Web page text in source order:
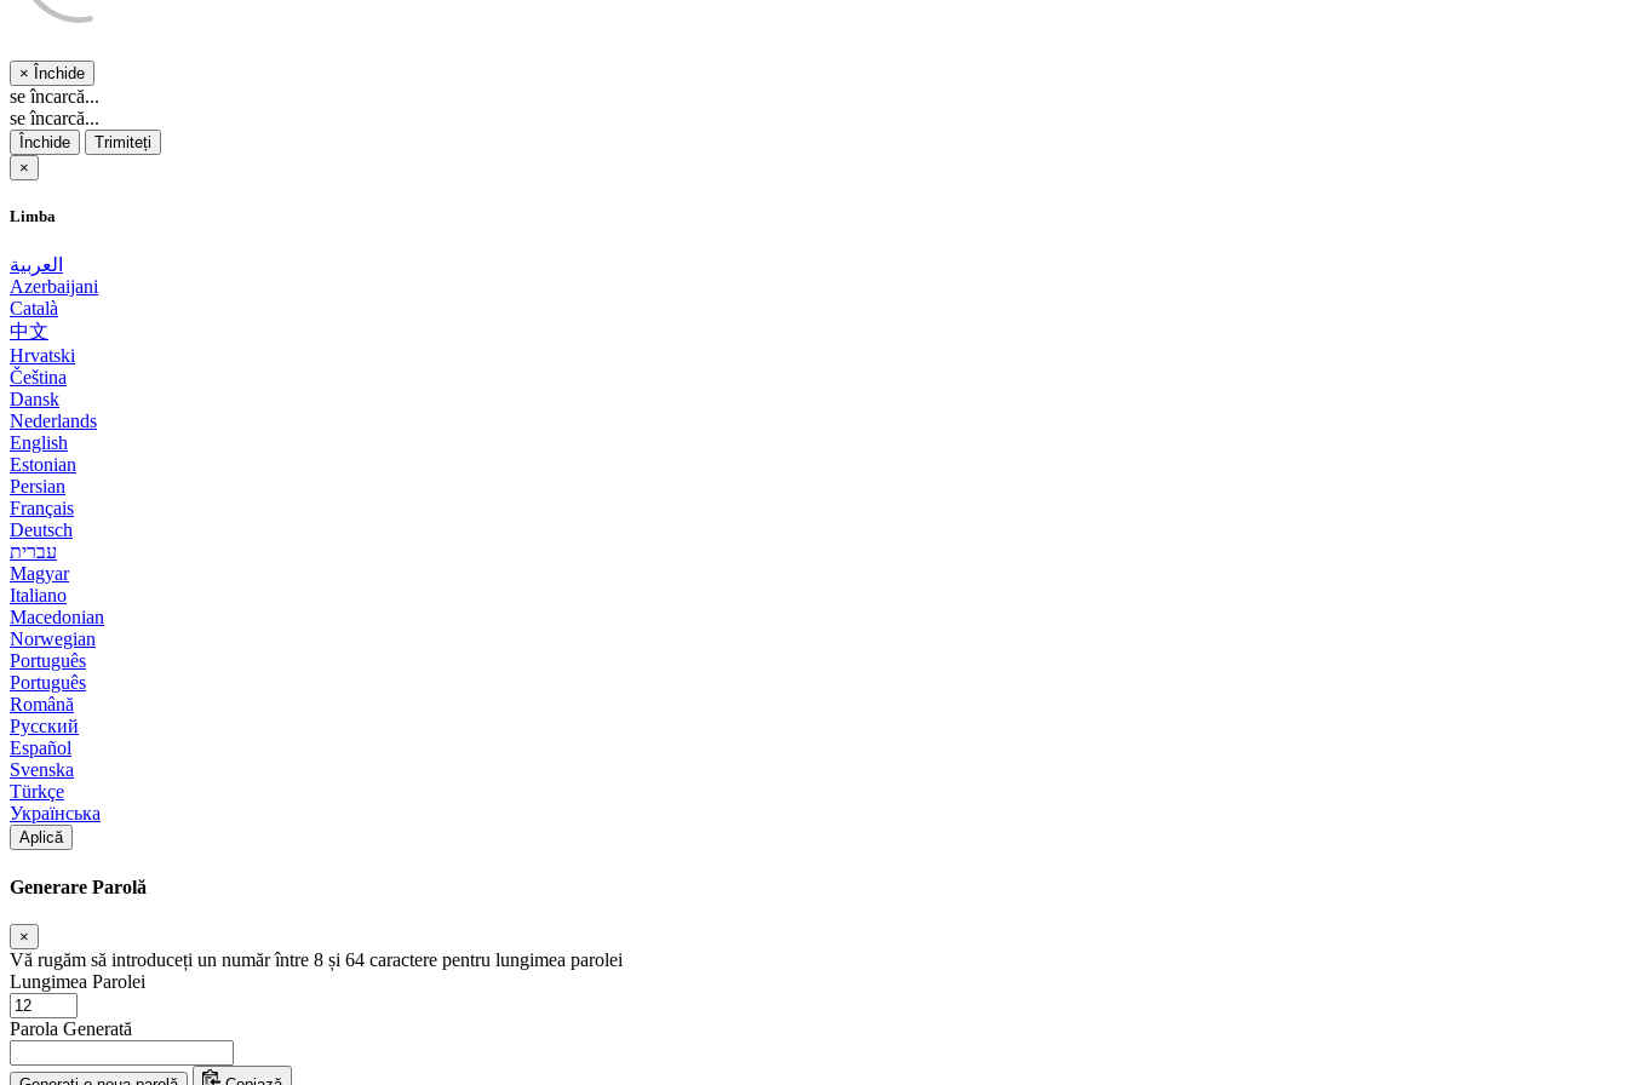
× Închide
se încarcă...
se încarcă...
Închide
Trimiteți
×
Limba
العربية
Azerbaijani
Català
中文
Hrvatski
Čeština
Dansk
Nederlands
English
Estonian
Persian
Français
Deutsch
עברית
Magyar
Italiano
Macedonian
Norwegian
Português
Português
Română
Русский
Español
Svenska
Türkçe
Українська
Aplică
Generare Parolă
×
Vă rugăm să introduceți un număr între 8 și 64 caractere pentru lungimea parolei
Lungimea Parolei
Parola Generată